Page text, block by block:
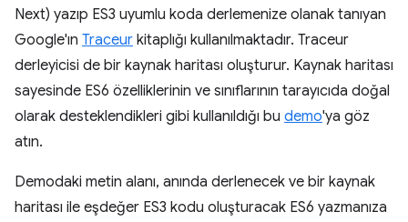
Next) yazıp ES3 uyumlu koda derlemenize olanak tanıyan
Google'ın Traceur kitaplığı kullanılmaktadır. Traceur
derleyicisi de bir kaynak haritası oluşturur. Kaynak haritası
sayesinde ES6 özelliklerinin ve sınıflarının tarayıcıda doğal
olarak desteklendikleri gibi kullanıldığı bu demo'ya göz
atın.
Demodaki metin alanı, anında derlenecek ve bir kaynak
haritası ile eşdeğer ES3 kodu oluşturacak ES6 yazmanıza